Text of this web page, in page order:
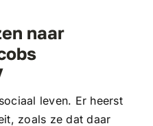
naar
leven. Er heerst
zoals ze dat daar